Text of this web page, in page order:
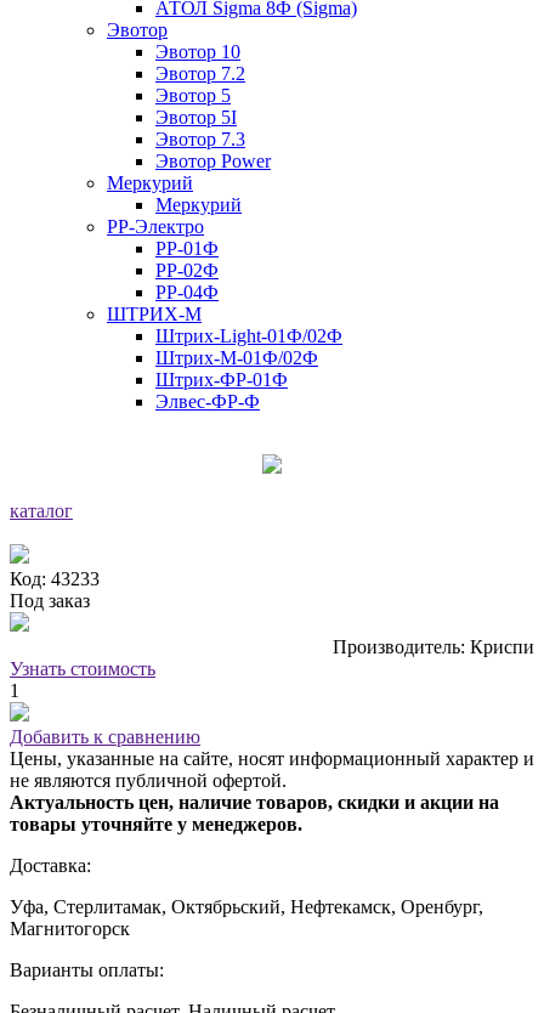
АТОЛ Sigma 8Ф (Sigma)
Эвотор
Эвотор 10
Эвотор 7.2
Эвотор 5
Эвотор 5I
Эвотор 7.3
Эвотор Power
Меркурий
Меркурий
РР-Электро
РР-01Ф
РР-02Ф
РР-04Ф
ШТРИХ-М
Штрих-Light-01Ф/02Ф
Штрих-М-01Ф/02Ф
Штрих-ФР-01Ф
Элвес-ФР-Ф
каталог
Код: 43233
Под заказ
Производитель: Криспи
Узнать стоимость
1
Добавить к сравнению
Цены, указанные на сайте, носят информационный характер и
не являются публичной офертой.
Актуальность цен, наличие товаров, скидки и акции на
товары уточняйте у менеджеров.
Доставка:
Уфа, Стерлитамак, Октябрьский, Нефтекамск, Оренбург,
Магнитогорск
Варианты оплаты: